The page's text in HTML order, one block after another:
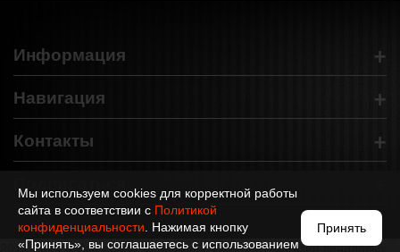
Информация +
Навигация +
Контакты +
Подписаться
2012-2024 © Все права защищены. Интернет-магазин виниловых
Мы используем cookies для корректной работы
сайта в соответствии с Политикой
конфиденциальности . Нажимая кнопку
«Принять», вы соглашаетесь с использованием
Принять